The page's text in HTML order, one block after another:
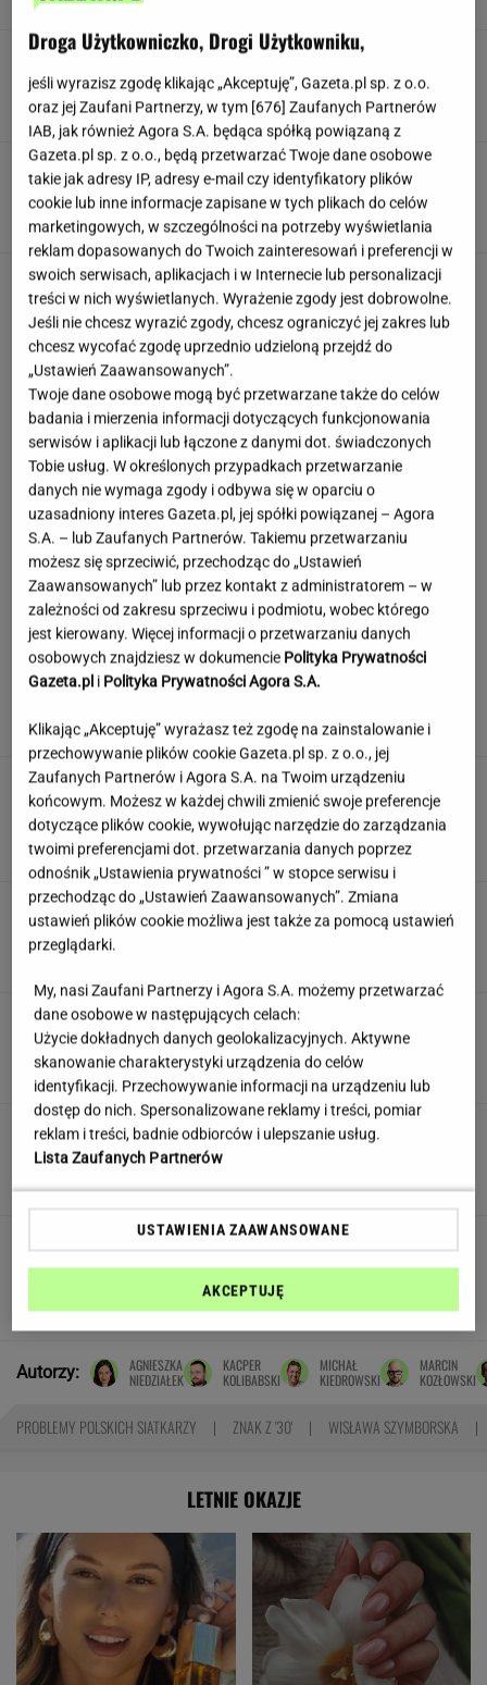
Lewandowski znów strzelił! Pierwsze
trafienie w Leagues Cup
Stachursky pojawił się na scenie "Lata z
Radiem" i zszokował widzów. "Kto to jest?"
Fabijański ujawnia prawdę o randkowaniu.
Tak mówi o aplikacjach
Anastazja Kuś została mistrzynią
świata. "Kariera przez pośladki"? Mamy
komentarz
SUBSKRYPCJA
Poniedziałkowy quiz wiedzy ogólnej dla
omnibusów. Mało kto pochwali się wynikiem
Nie czekaj, aż będzie za późno. To może
oznaczać, że szkoła przestała służyć dziecku
MATERIAŁ PROMOCYJNY
Kroję ogórki i zostawiam na 12 godzin. Ten
patent to złoto
Tragiczny wypadek na
Mazurach. Skuter zderzył się z motorówką,
nie żyje 16-latek
SUBSKRYPCJA
Autorzy:
AGNIESZKA
NIEDZIAŁEK
KACPER
KOLIBABSKI
MICHAŁ
KIEDROWSKI
MARCIN
KOZŁOWSKI
PROBLEMY POLSKICH SIATKARZY ZNAK Z '30' WISŁAWA SZYMBORSKA
LETNIE OKAZJE
Droga Użytkowniczko, Drogi Użytkowniku,
jeśli wyrazisz zgodę klikając „Akceptuję”, Gazeta.pl sp. z o.o.
oraz jej Zaufani Partnerzy, w tym [676] Zaufanych Partnerów
IAB, jak również Agora S.A. będąca spółką powiązaną z
Gazeta.pl sp. z o.o., będą przetwarzać Twoje dane osobowe
takie jak adresy IP, adresy e-mail czy identyfikatory plików
cookie lub inne informacje zapisane w tych plikach do celów
marketingowych, w szczególności na potrzeby wyświetlania
reklam dopasowanych do Twoich zainteresowań i preferencji w
swoich serwisach, aplikacjach i w Internecie lub personalizacji
treści w nich wyświetlanych. Wyrażenie zgody jest dobrowolne.
Jeśli nie chcesz wyrazić zgody, chcesz ograniczyć jej zakres lub
chcesz wycofać zgodę uprzednio udzieloną przejdź do
„Ustawień Zaawansowanych”.
Twoje dane osobowe mogą być przetwarzane także do celów
badania i mierzenia informacji dotyczących funkcjonowania
serwisów i aplikacji lub łączone z danymi dot. świadczonych
Tobie usług. W określonych przypadkach przetwarzanie
danych nie wymaga zgody i odbywa się w oparciu o
uzasadniony interes Gazeta.pl, jej spółki powiązanej – Agora
S.A. – lub Zaufanych Partnerów. Takiemu przetwarzaniu
możesz się sprzeciwić, przechodząc do „Ustawień
Zaawansowanych” lub przez kontakt z administratorem – w
zależności od zakresu sprzeciwu i podmiotu, wobec którego
jest kierowany. Więcej informacji o przetwarzaniu danych
osobowych znajdziesz w dokumencie Polityka Prywatności
Gazeta.pl i Polityka Prywatności Agora S.A.
Klikając „Akceptuję” wyrażasz też zgodę na zainstalowanie i
przechowywanie plików cookie Gazeta.pl sp. z o.o., jej
Zaufanych Partnerów i Agora S.A. na Twoim urządzeniu
końcowym. Możesz w każdej chwili zmienić swoje preferencje
dotyczące plików cookie, wywołując narzędzie do zarządzania
twoimi preferencjami dot. przetwarzania danych poprzez
odnośnik „Ustawienia prywatności ” w stopce serwisu i
przechodząc do „Ustawień Zaawansowanych”. Zmiana
ustawień plików cookie możliwa jest także za pomocą ustawień
przeglądarki.
My, nasi Zaufani Partnerzy i Agora S.A. możemy przetwarzać
dane osobowe w następujących celach:
Użycie dokładnych danych geolokalizacyjnych. Aktywne
skanowanie charakterystyki urządzenia do celów
identyfikacji. Przechowywanie informacji na urządzeniu lub
dostęp do nich. Spersonalizowane reklamy i treści, pomiar
reklam i treści, badnie odbiorców i ulepszanie usług.
Lista Zaufanych Partnerów
USTAWIENIA ZAAWANSOWANE
AKCEPTUJĘ